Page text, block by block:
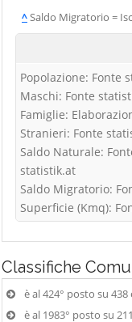
^Saldo Migratorio =
Popolazione: Fonte
Maschi: Fonte
Famiglie:
Stranieri: Fonte
Saldo Naturale:
statistik.at
Saldo Migratorio:
Superficie (Kmq):
Classifiche
è al 424° posto su
è al 1983° posto su